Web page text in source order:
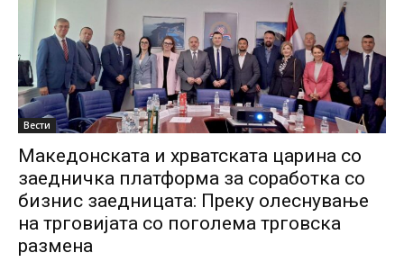
Вести
Македонската и хрватската царина со
заедничка платформа за соработка со
бизнис заедницата: Преку олеснување
на трговијата со поголема трговска
размена